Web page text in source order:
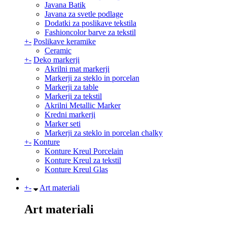
Javana Batik
Javana za svetle podlage
Dodatki za poslikave tekstila
Fashioncolor barve za tekstil
+- Poslikave keramike
Ceramic
+- Deko markerji
Akrilni mat markerji
Markerji za steklo in porcelan
Markerji za table
Markerji za tekstil
Akrilni Metallic Marker
Kredni markerji
Marker seti
Markerji za steklo in porcelan chalky
+- Konture
Konture Kreul Porcelain
Konture Kreul za tekstil
Konture Kreul Glas
+- Art materiali
Art materiali